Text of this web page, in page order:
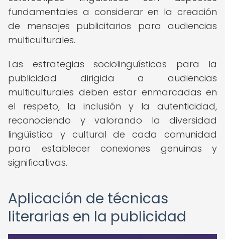
fundamentales a considerar en la creación
de mensajes publicitarios para audiencias
multiculturales.
Las estrategias sociolingüísticas para la
publicidad dirigida a audiencias
multiculturales deben estar enmarcadas en
el respeto, la inclusión y la autenticidad,
reconociendo y valorando la diversidad
lingüística y cultural de cada comunidad
para establecer conexiones genuinas y
significativas.
Aplicación de técnicas
literarias en la publicidad